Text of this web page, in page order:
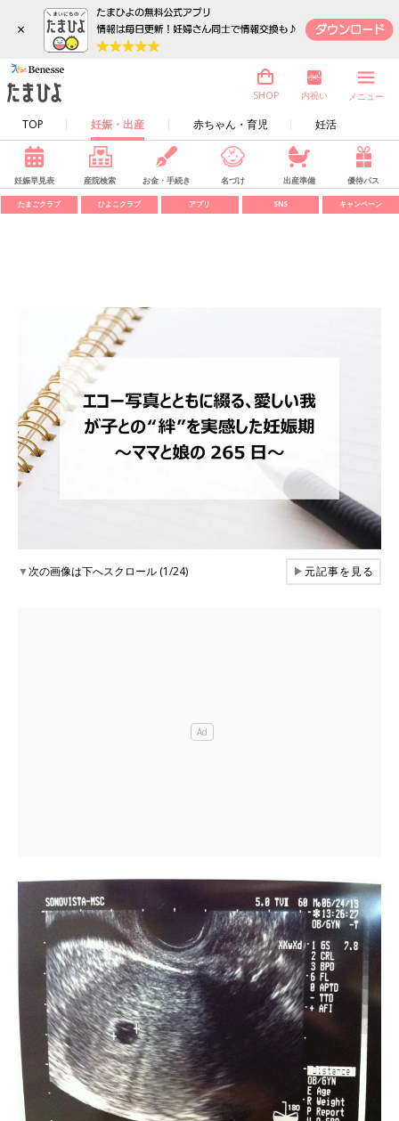
×
TOP 妊娠・出産 赤ちゃん・育児 妊活
SHOP 内祝い メニュー
妊娠早見表 産院検索 お金・手続き 名づけ 出産準備 優待パス
たまごクラブ ひよこクラブ アプリ SNS キャンペーン
▼次の画像は下へスクロール (1/24) ▶元記事を見る